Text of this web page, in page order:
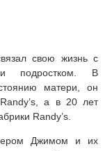
свою жизнь с
подростком. В
матери, он
а в 20 лет
Randy’s.
Джимом и их